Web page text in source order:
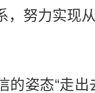
，努力实现
姿态“走出